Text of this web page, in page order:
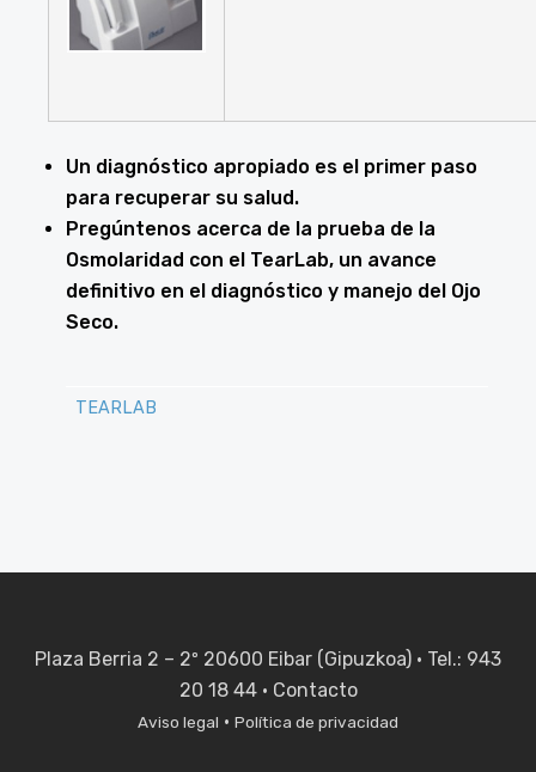
Un diagnóstico apropiado es el primer paso
para recuperar su salud.
Pregúntenos acerca de la prueba de la
Osmolaridad con el TearLab, un avance
definitivo en el diagnóstico y manejo del Ojo
Seco.
TEARLAB
Plaza Berria 2 – 2º 20600 Eibar (Gipuzkoa) · Tel.: 943
20 18 44 · Contacto
Aviso legal · Política de privacidad